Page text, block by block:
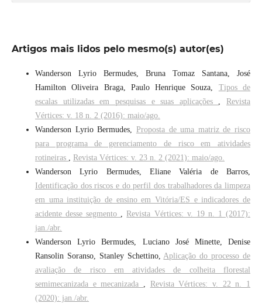
Artigos mais lidos pelo mesmo(s) autor(es)
Wanderson Lyrio Bermudes, Bruna Tomaz Santana, José
Hamilton Oliveira Braga, Paulo Henrique Souza, Tipos de
escalas utilizadas em pesquisas e suas aplicações
Revista
Vértices: v. 18 n. 2 (2016): maio/ago.
Wanderson Lyrio Bermudes, Proposta de uma matriz de risco
para programa de gerenciamento de risco em atividades
rotineiras
Revista Vértices: v. 23 n. 2 (2021): maio/ago.
Wanderson Lyrio Bermudes, Eliane Valéria de Barros,
Identificação dos riscos e do perfil dos trabalhadores da limpeza
em uma instituição de ensino em Vitória/ES e indicadores de
acidente desse segmento
Revista Vértices: v. 19 n. 1 (2017):
jan./abr.
Wanderson Lyrio Bermudes, Luciano José Minette, Denise
Ransolin Soranso, Stanley Schettino, Aplicação do processo de
avaliação de risco em atividades de colheita florestal
semimecanizada e mecanizada
Revista Vértices: v. 22 n. 1
(2020): jan./abr.